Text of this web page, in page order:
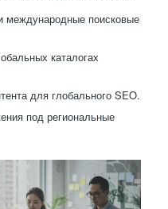
международные поисковые
каталогах
для глобального SEO.
под региональные